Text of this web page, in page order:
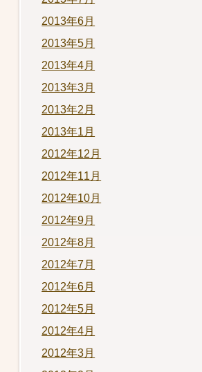
2013年6月
2013年5月
2013年4月
2013年3月
2013年2月
2013年1月
2012年12月
2012年11月
2012年10月
2012年9月
2012年8月
2012年7月
2012年6月
2012年5月
2012年4月
2012年3月